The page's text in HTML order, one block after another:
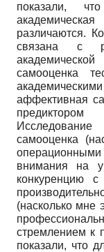
показали,
различаются.
связана с
самооценка
аффективная
предиктором
самооценка
внимания на
конкуренцию с
(насколько мне
стремлением к
показали, что